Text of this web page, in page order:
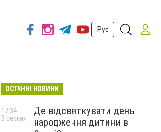
Рус
ОСТАННІ НОВИНИ
Де відсвяткувати день
народження дитини в
17:34
5 серпня